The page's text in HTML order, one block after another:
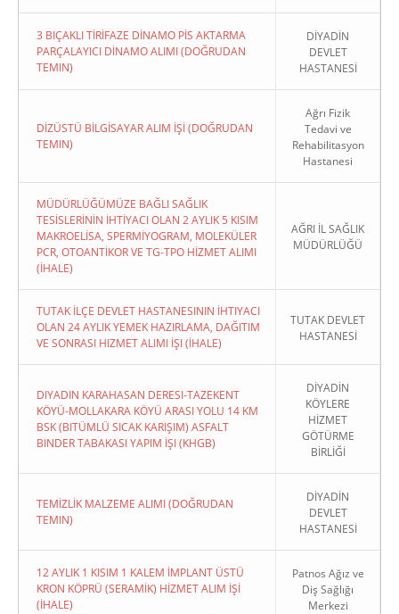
3 BIÇAKLI TİRİFAZE DİNAMO PİS AKTARMA
PARÇALAYICI DİNAMO ALIMI (DOĞRUDAN
TEMIN)
DİYADİN
DEVLET
HASTANESİ
DİZÜSTÜ BİLGİSAYAR ALIM İŞİ (DOĞRUDAN
TEMIN)
Ağrı Fizik
Tedavi ve
Rehabilitasyon
Hastanesi
MÜDÜRLÜĞÜMÜZE BAĞLI SAĞLIK
TESİSLERİNİN İHTİYACI OLAN 2 AYLIK 5 KISIM
MAKROELİSA, SPERMİYOGRAM, MOLEKÜLER
PCR, OTOANTİKOR VE TG-TPO HİZMET ALIMI
(İHALE)
AĞRI İL SAĞLIK
MÜDÜRLÜĞÜ
TUTAK İLÇE DEVLET HASTANESININ İHTIYACI
OLAN 24 AYLIK YEMEK HAZIRLAMA, DAĞITIM
VE SONRASI HIZMET ALIMI İŞI (İHALE)
TUTAK DEVLET
HASTANESİ
DIYADIN KARAHASAN DERESI-TAZEKENT
KÖYÜ-MOLLAKARA KÖYÜ ARASI YOLU 14 KM
BSK (BITÜMLÜ SICAK KARIŞIM) ASFALT
BINDER TABAKASI YAPIM İŞI (KHGB)
DİYADİN
KÖYLERE
HİZMET
GÖTÜRME
BİRLİĞİ
TEMİZLİK MALZEME ALIMI (DOĞRUDAN
TEMIN)
DİYADİN
DEVLET
HASTANESİ
12 AYLIK 1 KISIM 1 KALEM İMPLANT ÜSTÜ
KRON KÖPRÜ (SERAMİK) HİZMET ALIM İŞİ
(İHALE)
Patnos Ağız ve
Diş Sağlığı
Merkezi